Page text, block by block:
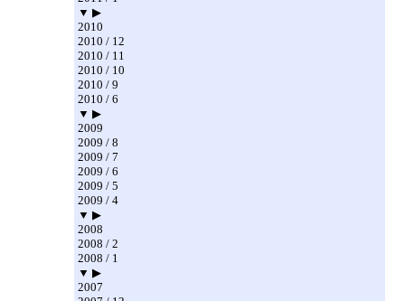
▼ ▶
2010
2010 / 12
2010 / 11
2010 / 10
2010 / 9
2010 / 6
▼ ▶
2009
2009 / 8
2009 / 7
2009 / 6
2009 / 5
2009 / 4
▼ ▶
2008
2008 / 2
2008 / 1
▼ ▶
2007